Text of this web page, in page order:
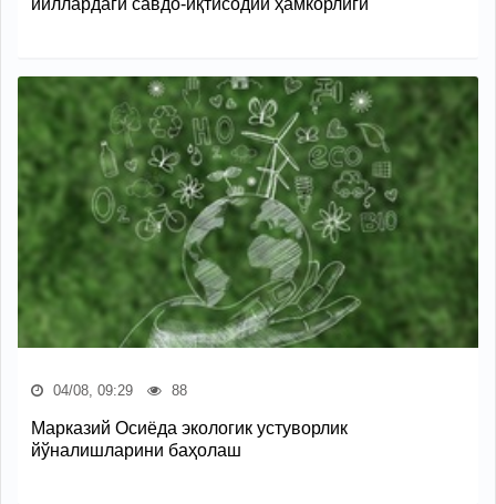
йиллардаги савдо-иқтисодий ҳамкорлиги
04/08, 09:29 88
Марказий Осиёда экологик устуворлик
йўналишларини баҳолаш